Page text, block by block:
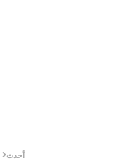
أحدث